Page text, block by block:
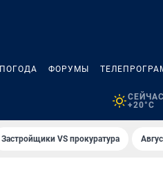
ПОГОДА ФОРУМЫ
СЕЙЧАС
+20°C
Застройщики VS прокуратура